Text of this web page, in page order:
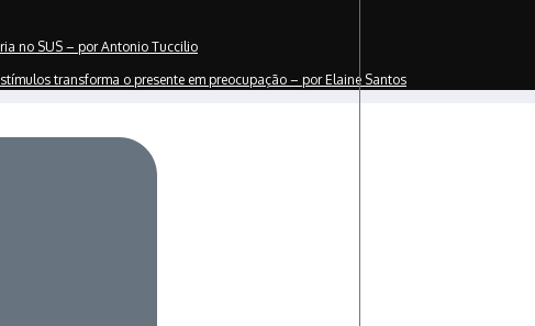
no SUS – por Antonio Tuccilio
transforma o presente em preocupação – por Elaine Santos